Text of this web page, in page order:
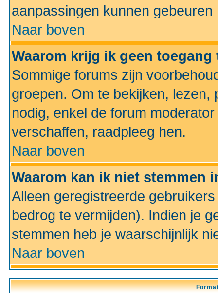
aanpassingen kunnen gebeuren
Naar boven
Waarom krijg ik geen
Sommige forums zijn
groepen. Om te bekijken, lezen,
nodig, enkel de forum
verschaffen, raadpleeg hen.
Naar boven
Waarom kan ik niet stemmen
Alleen geregistreerde
bedrog te vermijden). Indien je
stemmen heb je waarschijnlijk
Naar boven